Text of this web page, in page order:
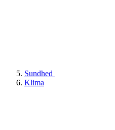
Sundhed
Klima